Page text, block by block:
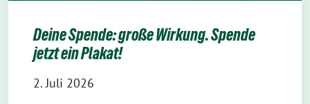
Deine Spende: große Wirkung. Spende
jetzt ein Plakat!
2. Juli 2026